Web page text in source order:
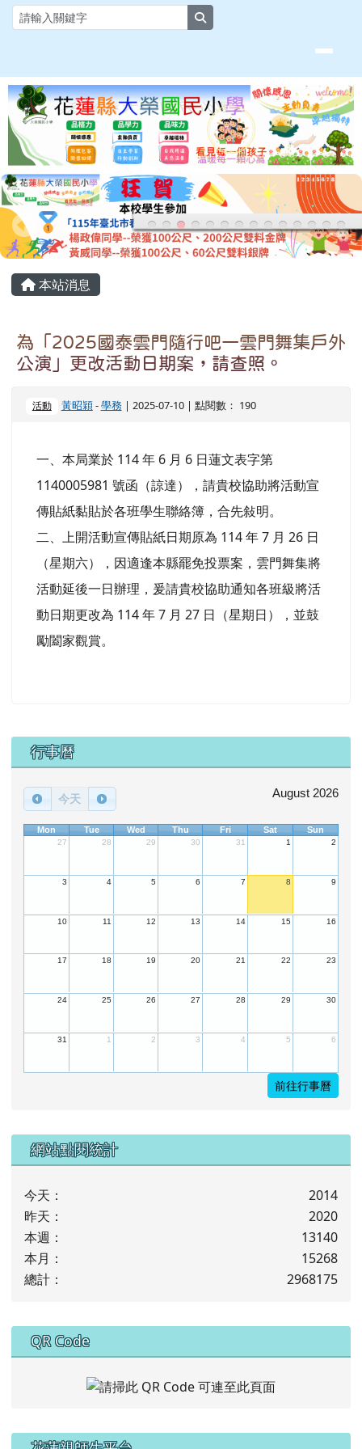
跳至主內容區
花蓮縣大榮國小全球資訊網
主內容區域
本站消息
為「2025國泰雲門隨行吧一雲門舞集戶外
公演」更改活動日期案，請查照。
活動 黃昭穎-學務| 2025-07-10 | 點閱數： 190
一、本局業於 114 年 6 月 6 日蓮文表字第
1140005981 號函（諒達），請貴校協助將活動宣
傳貼紙黏貼於各班學生聯絡簿，合先敍明。
二、上開活動宣傳貼紙日期原為 114 年 7 月 26 日
（星期六），因適逢本縣罷免投票案，雲門舞集將
活動延後一日辦理，爰請貴校協助通知各班級將活
動日期更改為 114 年 7 月 27 日（星期日），並鼓
勵闔家觀賞。
下中區域內容
行事曆
今天 August 2026
Mon Tue Wed Thu Fri Sat Sun
27 28 29 30 31 1 2
3 4 5 6 7 8 9
10 11 12 13 14 15 16
17 18 19 20 21 22 23
24 25 26 27 28 29 30
31 1 2 3 4 5 6
前往行事曆
下中左區域內容
網站點閱統計
今天：
2014
昨天：
2020
本週：
13140
本月：
15268
總計：
2968175
下中右區域內容
QR Code
頁尾區域